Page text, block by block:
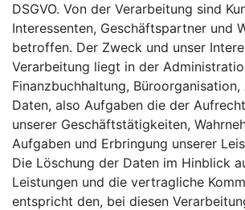
DSGVO. Von der Verarbeitung sind
Interessenten, Geschäftspartner und
betroffen. Der Zweck und unser
Verarbeitung liegt in der
Finanzbuchhaltung,
Daten, also Aufgaben die der
unserer Geschäftstätigkeiten,
Aufgaben und Erbringung unserer
Die Löschung der Daten im Hinblick
Leistungen und die vertragliche
entspricht den, bei diesen